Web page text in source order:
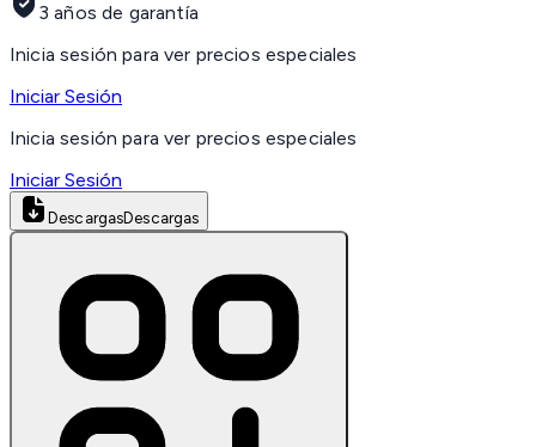
3 años de garantía
Inicia sesión para ver precios especiales
Iniciar Sesión
Inicia sesión para ver precios especiales
Iniciar Sesión
DescargasDescargas